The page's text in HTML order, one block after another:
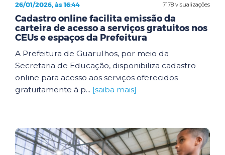
7178 visualizações
26/01/2026, às 16:44
Cadastro online facilita emissão da
carteira de acesso a serviços gratuitos nos
CEUs e espaços da Prefeitura
A Prefeitura de Guarulhos, por meio da
Secretaria de Educação, disponibiliza cadastro
online para acesso aos serviços oferecidos
gratuitamente à p... [saiba mais]